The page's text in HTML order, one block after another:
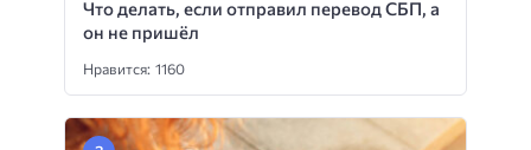
Что делать, если отправил перевод СБП, а
он не пришёл
Нравится: 1160